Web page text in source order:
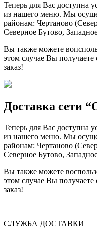
Теперь для Вас доступна
из нашего меню. Мы
районам: Чертаново
Северное Бутово,
Вы также можете
этом случае Вы
заказ!
Доставка сети
Теперь для Вас доступна
из нашего меню. Мы
районам: Чертаново
Северное Бутово,
Вы также можете
этом случае Вы
заказ!
СЛУЖБА ДОСТАВКИ